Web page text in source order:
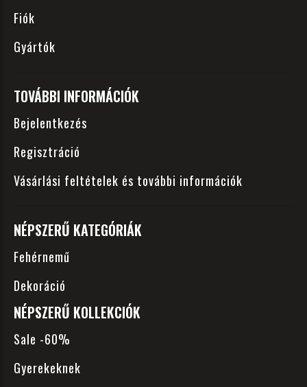
Fiók
Gyártók
TOVÁBBI INFORMÁCIÓK
Bejelentkezés
Regisztráció
Vásárlási feltételek és további információk
NÉPSZERŰ KATEGÓRIÁK
Fehérnemű
Dekoráció
NÉPSZERŰ KOLLEKCIÓK
Sale -60%
Gyerekeknek